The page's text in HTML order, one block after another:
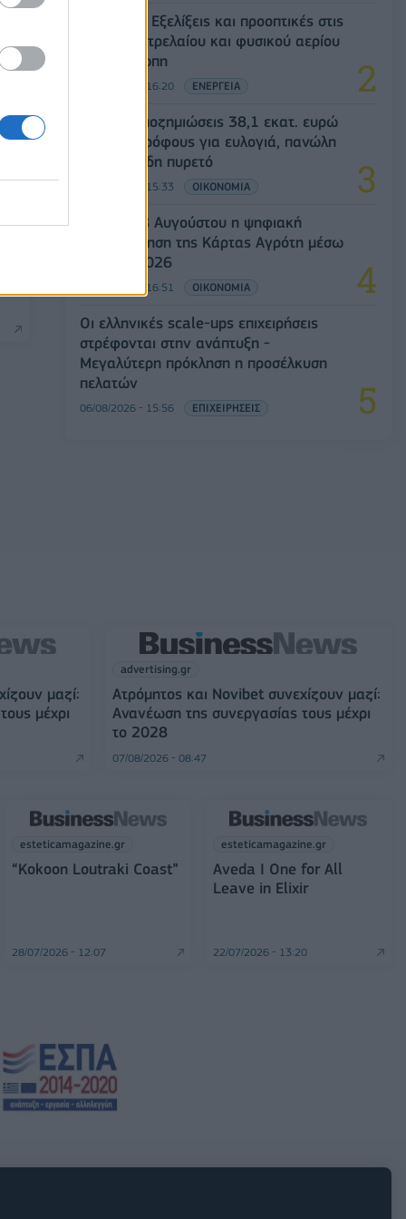
Eurobank: Εξελίξεις και προοπτικές στις
αγορές πετρελαίου και φυσικού αερίου
στην Ευρώπη
06/08/2026 - 16:20 ΕΝΕΡΓΕΙΑ
ΥΠΑΑΤ: Αποζημιώσεις 38,1 εκατ. ευρώ
σε κτηνοτρόφους για ευλογιά, πανώλη
και αφθώδη πυρετό
06/08/2026 - 15:33 ΟΙΚΟΝΟΜΙΑ
Από τις 28 Αυγούστου η ψηφιακή
ενεργοποίηση της Κάρτας Αγρότη μέσω
της ΕΑΕ 2026
06/08/2026 - 16:51 ΟΙΚΟΝΟΜΙΑ
Οι ελληνικές scale-ups επιχειρήσεις
στρέφονται στην ανάπτυξη -
Μεγαλύτερη πρόκληση η προσέλκυση
πελατών
06/08/2026 - 15:56 ΕΠΙΧΕΙΡΗΣΕΙΣ
μαζί:
μέχρι
advertising.gr
Ατρόμητος και Novibet συνεχίζουν μαζί:
Ανανέωση της συνεργασίας τους μέχρι
το 2028
07/08/2026 - 08:47
esteticamagazine.gr
“Kokoon Loutraki Coast”
28/07/2026 - 12:07
esteticamagazine.gr
Aveda I One for All
Leave in Elixir
22/07/2026 - 13:20